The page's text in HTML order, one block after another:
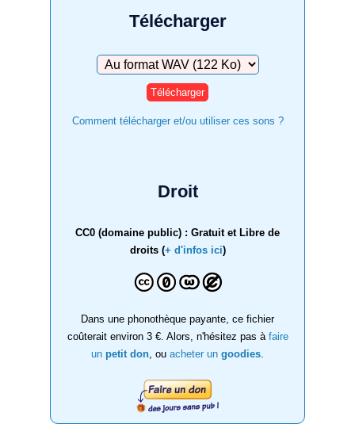
Télécharger
Télécharger
Comment télécharger et/ou utiliser ces sons ?
Droit
CC0 (domaine public) : Gratuit et Libre de
droits (+ d'infos ici)
Dans une phonothèque payante, ce fichier
coûterait environ 3 €. Alors, n'hésitez pas à faire
un petit don , ou acheter un goodies